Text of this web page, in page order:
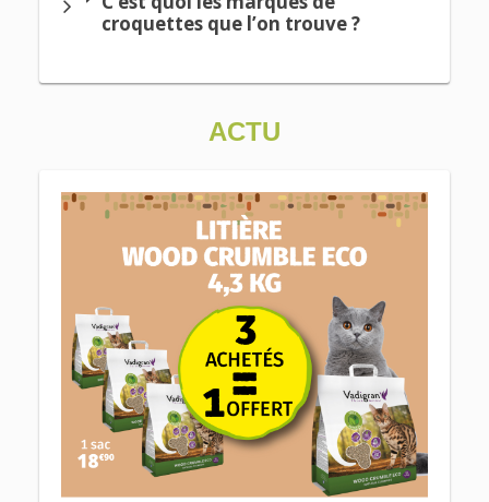
croquettes que l’on trouve ?
ACTU